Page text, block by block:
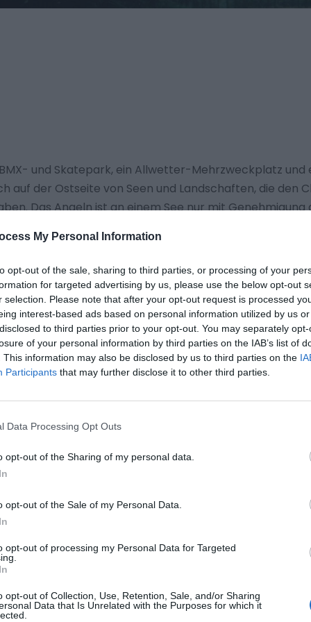
My Personal Information
opt-out of the sale, sharing to third parties, or processing of your
for targeted advertising by us, please use the below opt-out
selection. Please note that after your opt-out request is processed
interest-based ads based on personal information utilized by us
to third parties prior to your opt-out. You may separately
of your personal information by third parties on the IAB’s list of
This information may also be disclosed by us to third parties on the
Participants that may further disclose it to other third parties.
Data Processing Opt Outs
opt-out of the Sharing of my personal data.
opt-out of the Sale of my Personal Data.
opt-out of processing my Personal Data for Targeted
opt-out of Collection, Use, Retention, Sale, and/or Sharing
Data that Is Unrelated with the Purposes for which it
und Skatepark, ein Allwetter-Mehrzweckplatz und
auf der Ostseite von Seen und Landschaften, die den
Das Angeln ist an einem See nur mit Genehmigung
Bussen mit Haltestellen am Larkspur Drive
21 des National Cycle Network verläuft durch den Park.
des Parks. Es gibt keine Toiletten vor Ort.
Trail, durch die Landschaft nach Stone Cross.